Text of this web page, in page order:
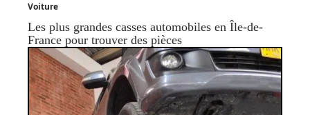
Voiture
Les plus grandes casses automobiles en Île-de-
France pour trouver des pièces